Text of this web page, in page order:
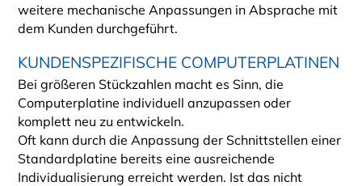
weitere mechanische Anpassungen in Absprache mit
dem Kunden durchgeführt.
KUNDENSPEZIFISCHE COMPUTERPLATINEN
Bei größeren Stückzahlen macht es Sinn, die
Computerplatine individuell anzupassen oder
komplett neu zu entwickeln.
Oft kann durch die Anpassung der Schnittstellen einer
Standardplatine bereits eine ausreichende
Individualisierung erreicht werden. Ist das nicht